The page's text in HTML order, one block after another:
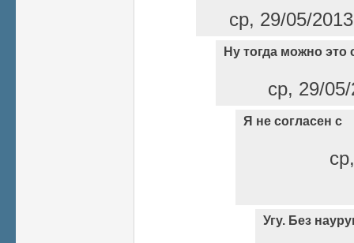
ср, 29/05/
Ну тогда можно это
ср, 29/
Я не согласен с
Угу. Без